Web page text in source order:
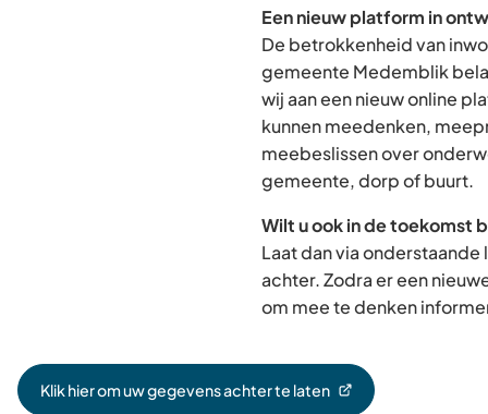
Een nieuw platform in
De betrokkenheid van
gemeente Medemblik
wij aan een nieuw online
kunnen meedenken,
meebeslissen over
gemeente, dorp of buurt.
Wilt u ook in de toekomst
Laat dan via
achter. Zodra er een
om mee te denken
Klik hier om uw gegevens achter te laten
(Verwijst